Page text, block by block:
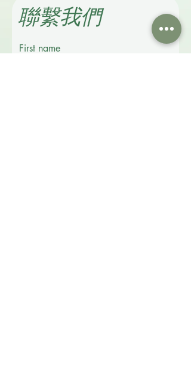
​聯繫我們
First name